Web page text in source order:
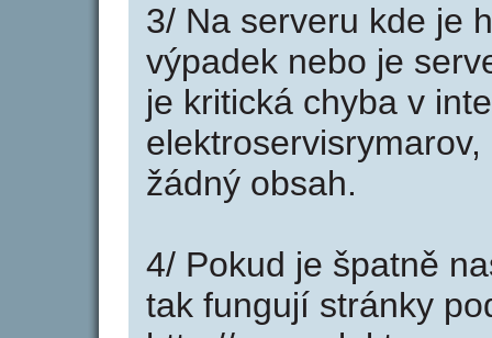
3/ Na serveru kde je
výpadek nebo je
je kritická chyba v
žádný obsah.
4/ Pokud je špatně
tak fungují stránky